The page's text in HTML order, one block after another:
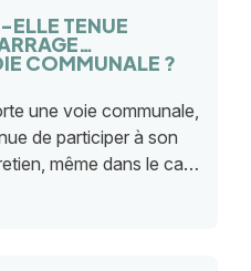
ELLE TENUE
COMMUNALE ?
une voie communale,
de participer à son
même dans le cas
d’un étang